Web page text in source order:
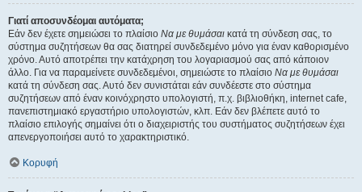
Γιατί αποσυνδέομαι αυτόματα;
Εάν δεν έχετε σημειώσει το πλαίσιο Να με θυμάσαι κατά τη σύνδεση σας, το
σύστημα συζητήσεων θα σας διατηρεί συνδεδεμένο μόνο για έναν καθορισμένο
χρόνο. Αυτό αποτρέπει την κατάχρηση του λογαριασμού σας από κάποιον
άλλο. Για να παραμείνετε συνδεδεμένοι, σημειώστε το πλαίσιο Να με θυμάσαι
κατά τη σύνδεση σας. Αυτό δεν συνιστάται εάν συνδέεστε στο σύστημα
συζητήσεων από έναν κοινόχρηστο υπολογιστή, π.χ. βιβλιοθήκη, internet cafe,
πανεπιστημιακό εργαστήριο υπολογιστών, κλπ. Εάν δεν βλέπετε αυτό το
πλαίσιο επιλογής σημαίνει ότι ο διαχειριστής του συστήματος συζητήσεων έχει
απενεργοποιήσει αυτό το χαρακτηριστικό.
Κορυφή